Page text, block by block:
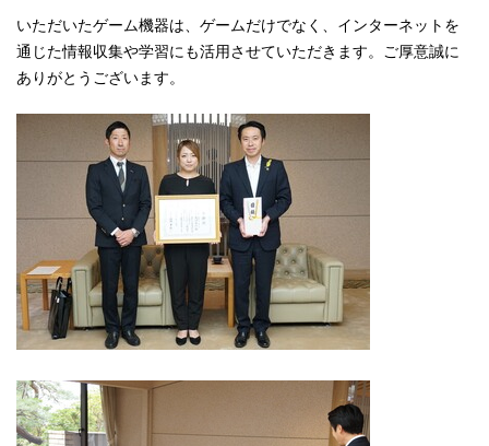
いただいたゲーム機器は、ゲームだけでなく、インターネットを
通じた情報収集や学習にも活用させていただきます。ご厚意誠に
ありがとうございます。